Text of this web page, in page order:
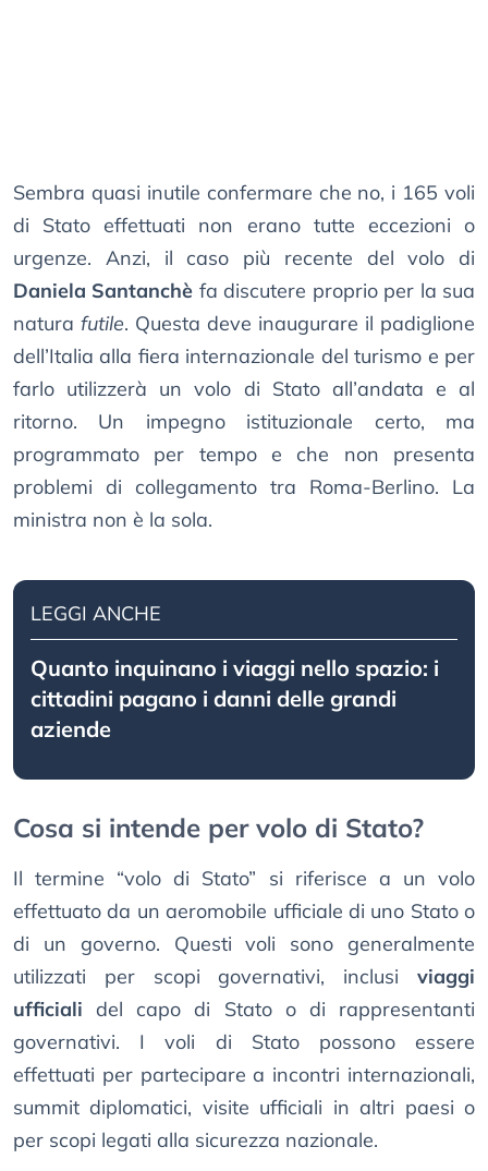
Sembra quasi inutile confermare che no, i 165 voli
di Stato effettuati non erano tutte eccezioni o
urgenze. Anzi, il caso più recente del volo di
Daniela Santanchè fa discutere proprio per la sua
natura futile. Questa deve inaugurare il padiglione
dell’Italia alla fiera internazionale del turismo e per
farlo utilizzerà un volo di Stato all’andata e al
ritorno. Un impegno istituzionale certo, ma
programmato per tempo e che non presenta
problemi di collegamento tra Roma-Berlino. La
ministra non è la sola.
LEGGI ANCHE
Quanto inquinano i viaggi nello spazio: i
cittadini pagano i danni delle grandi
aziende
Cosa si intende per volo di Stato?
Il termine “volo di Stato” si riferisce a un volo
effettuato da un aeromobile ufficiale di uno Stato o
di un governo. Questi voli sono generalmente
utilizzati per scopi governativi, inclusi viaggi
ufficialidel capo di Stato o di rappresentanti
governativi. I voli di Stato possono essere
effettuati per partecipare a incontri internazionali,
summit diplomatici, visite ufficiali in altri paesi o
per scopi legati alla sicurezza nazionale.